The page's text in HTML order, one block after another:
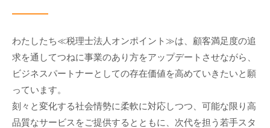
わたしたち≪税理士法人オンポイント≫は、顧客満足度の追
求を通してつねに事業のあり方をアップデートさせながら、
ビジネスパートナーとしての存在価値を高めていきたいと願
っています。
刻々と変化する社会情勢に柔軟に対応しつつ、可能な限り高
品質なサービスをご提供するとともに、次代を担う若手スタ